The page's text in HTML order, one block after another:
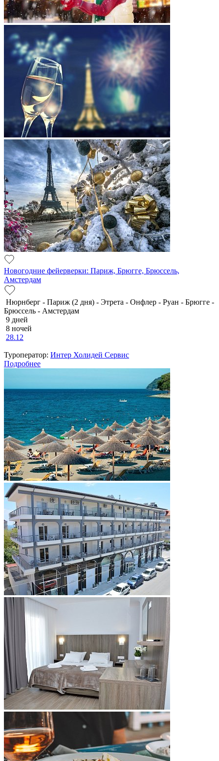
Новогодние фейерверки: Париж, Брюгге, Брюссель,
Амстердам
Нюрнберг - Париж (2 дня) - Этрета - Онфлер - Руан - Брюгге -
Брюссель - Амстердам
9 дней
8 ночей
28.12
Туроператор: Интер Холидей Сервис
Подробнее